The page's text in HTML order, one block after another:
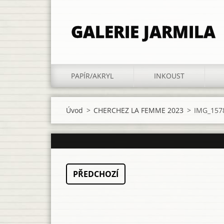
GALERIE JARMILA
PAPÍR/AKRYL INKOUST
Úvod > CHERCHEZ LA FEMME 2023 >
PŘEDCHOZÍ